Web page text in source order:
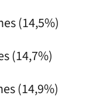
(14,5%)
(14,7%)
(14,9%)